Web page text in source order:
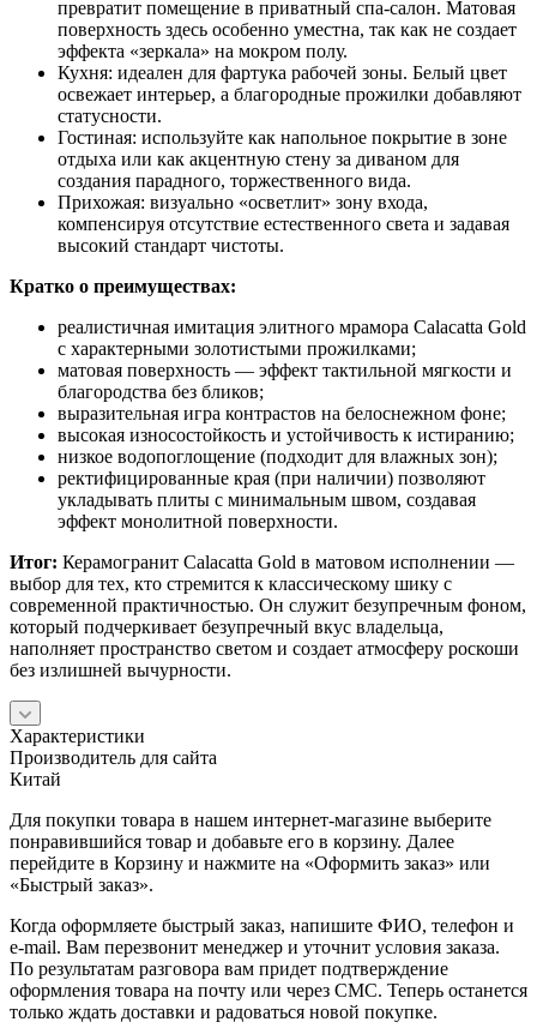
превратит помещение в приватный спа-салон. Матовая
поверхность здесь особенно уместна, так как не создает
эффекта «зеркала» на мокром полу.
Кухня: идеален для фартука рабочей зоны. Белый цвет
освежает интерьер, а благородные прожилки добавляют
статусности.
Гостиная: используйте как напольное покрытие в зоне
отдыха или как акцентную стену за диваном для
создания парадного, торжественного вида.
Прихожая: визуально «осветлит» зону входа,
компенсируя отсутствие естественного света и задавая
высокий стандарт чистоты.
Кратко о преимуществах:
реалистичная имитация элитного мрамора Calacatta Gold
с характерными золотистыми прожилками;
матовая поверхность — эффект тактильной мягкости и
благородства без бликов;
выразительная игра контрастов на белоснежном фоне;
высокая износостойкость и устойчивость к истиранию;
низкое водопоглощение (подходит для влажных зон);
ректифицированные края (при наличии) позволяют
укладывать плиты с минимальным швом, создавая
эффект монолитной поверхности.
Итог: Керамогранит Calacatta Gold в матовом исполнении —
выбор для тех, кто стремится к классическому шику с
современной практичностью. Он служит безупречным фоном,
который подчеркивает безупречный вкус владельца,
наполняет пространство светом и создает атмосферу роскоши
без излишней вычурности.
Характеристики
Производитель для сайта
Китай
Для покупки товара в нашем интернет-магазине выберите
понравившийся товар и добавьте его в корзину. Далее
перейдите в Корзину и нажмите на «Оформить заказ» или
«Быстрый заказ».
Когда оформляете быстрый заказ, напишите ФИО, телефон и
e-mail. Вам перезвонит менеджер и уточнит условия заказа.
По результатам разговора вам придет подтверждение
оформления товара на почту или через СМС. Теперь останется
только ждать доставки и радоваться новой покупке.